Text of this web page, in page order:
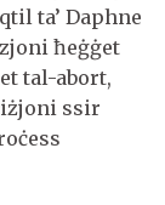
ta’ Daphne
ħeġġet
tal-abort,
ssir